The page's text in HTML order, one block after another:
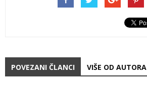
POVEZANI ČLANCI VIŠE OD AUTORA